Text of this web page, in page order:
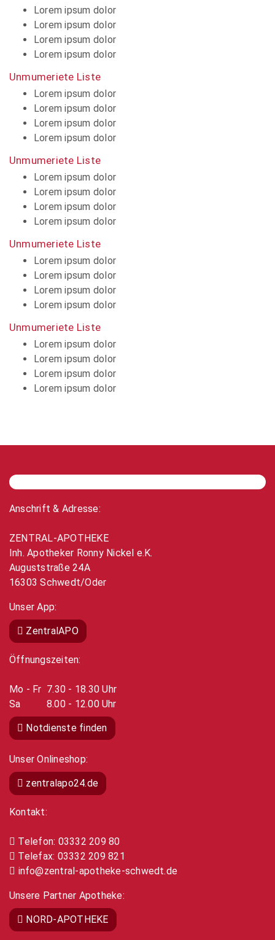
Lorem ipsum dolor
Lorem ipsum dolor
Lorem ipsum dolor
Lorem ipsum dolor
Unmumeriete Liste
Lorem ipsum dolor
Lorem ipsum dolor
Lorem ipsum dolor
Lorem ipsum dolor
Unmumeriete Liste
Lorem ipsum dolor
Lorem ipsum dolor
Lorem ipsum dolor
Lorem ipsum dolor
Unmumeriete Liste
Lorem ipsum dolor
Lorem ipsum dolor
Lorem ipsum dolor
Lorem ipsum dolor
Unmumeriete Liste
Lorem ipsum dolor
Lorem ipsum dolor
Lorem ipsum dolor
Lorem ipsum dolor
Anschrift & Adresse:
ZENTRAL-APOTHEKE
Inh. Apotheker Ronny Nickel e.K.
Auguststraße 24A
16303 Schwedt/Oder
Unser App:
ZentralAPO
Öffnungszeiten:
Mo - Fr 7.30 - 18.30 Uhr
Sa 8.00 - 12.00 Uhr
Notdienste finden
Unser Onlineshop:
zentralapo24.de
Kontakt:
Telefon: 03332 209 80
Telefax: 03332 209 821
info@zentral-apotheke-schwedt.de
Unsere Partner Apotheke:
NORD-APOTHEKE